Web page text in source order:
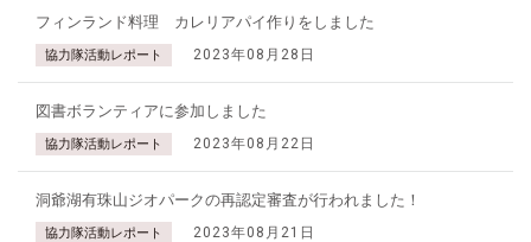
フィンランド料理 カレリアパイ作りをしました
協力隊活動レポート 2023年08月28日
図書ボランティアに参加しました
協力隊活動レポート 2023年08月22日
洞爺湖有珠山ジオパークの再認定審査が行われました！
協力隊活動レポート 2023年08月21日